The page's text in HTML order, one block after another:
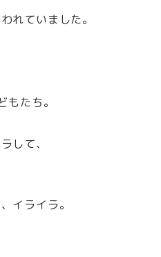
れていました。
たち。
して、
イライラ。